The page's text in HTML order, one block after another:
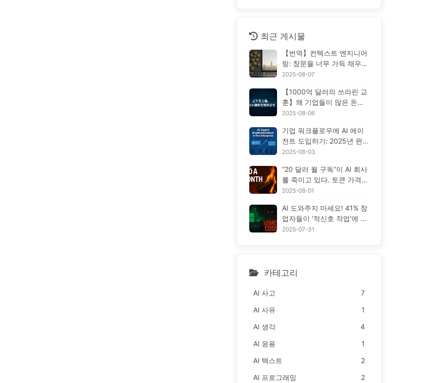
최근 게시물
【번역】컨텍스트 엔지니어
링: 창문을 너무 가득 채우지
마세요! '쓰기, 선별, 압축, 격
고, 소음을 차단하세요 — AI
배우기 170
2025-08-07
【1000억 달러의 쓰라린 교
훈】왜 기업들이 많은 돈을
들여 배치한 AI 도우미는 중
려 경쟁자들은 90% 성능 향
상을 이루었을까? — 천천히
배우는 AI169
2025-08-06
기업 워크플로우에 AI 에이
전트 도입하기: 2025년 완
벽한 도입 가이드 — 천천히
2025-08-03
“20 달러 월 구독”이 AI 회사
를 죽이고 있다. 토큰 가격
폭락은 환상일 뿐, AI의 진짜
천천히 배우는 AI164
2025-08-01
AI 도와주지 마세요! 41% 창
업자들이 '적신호 작업'에 집
착, 기술 부족이 직원들을 더
2025-07-31
카테고리
AI 사고
7
AI 사유
1
AI 생각
4
AI 응용
1
AI 텍스트
2
AI 프로그래밍
2